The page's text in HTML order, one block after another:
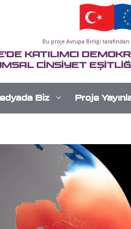
Bu proje Avrupa Birliği
KATILIMCI
CİNSİYET
Biz Proje